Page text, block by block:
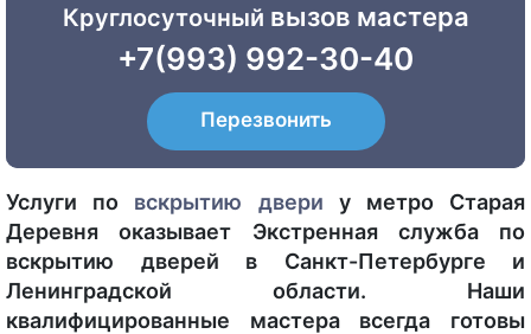
Круглосуточный вызов мастера
+7(993) 992-30-40
Перезвонить
Услуги по вскрытию двери у метро Старая
Деревня оказывает Экстренная служба по
вскрытию дверей в Санкт-Петербурге и
Ленинградской области. Наши
квалифицированные мастера всегда готовы